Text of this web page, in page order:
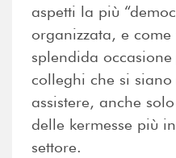
aspetti la più
organizzata, e come
splendida
colleghi che si
assistere, anche
delle kermesse più
settore.